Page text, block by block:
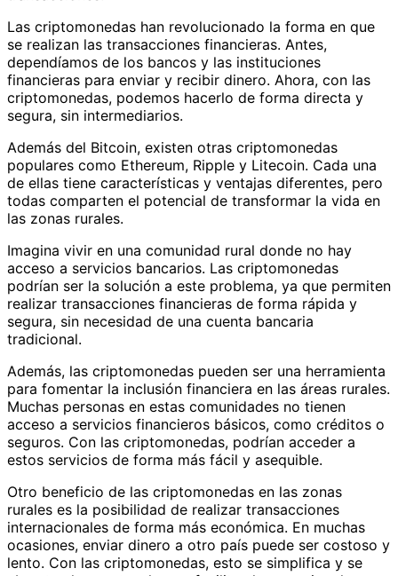
Las criptomonedas han revolucionado la forma en que
se realizan las transacciones financieras. Antes,
dependíamos de los bancos y las instituciones
financieras para enviar y recibir dinero. Ahora, con las
criptomonedas, podemos hacerlo de forma directa y
segura, sin intermediarios.
Además del Bitcoin, existen otras criptomonedas
populares como Ethereum, Ripple y Litecoin. Cada una
de ellas tiene características y ventajas diferentes, pero
todas comparten el potencial de transformar la vida en
las zonas rurales.
Imagina vivir en una comunidad rural donde no hay
acceso a servicios bancarios. Las criptomonedas
podrían ser la solución a este problema, ya que permiten
realizar transacciones financieras de forma rápida y
segura, sin necesidad de una cuenta bancaria
tradicional.
Además, las criptomonedas pueden ser una herramienta
para fomentar la inclusión financiera en las áreas rurales.
Muchas personas en estas comunidades no tienen
acceso a servicios financieros básicos, como créditos o
seguros. Con las criptomonedas, podrían acceder a
estos servicios de forma más fácil y asequible.
Otro beneficio de las criptomonedas en las zonas
rurales es la posibilidad de realizar transacciones
internacionales de forma más económica. En muchas
ocasiones, enviar dinero a otro país puede ser costoso y
lento. Con las criptomonedas, esto se simplifica y se